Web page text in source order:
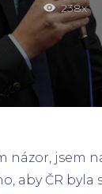
238x
názor, jsem
aby ČR byla